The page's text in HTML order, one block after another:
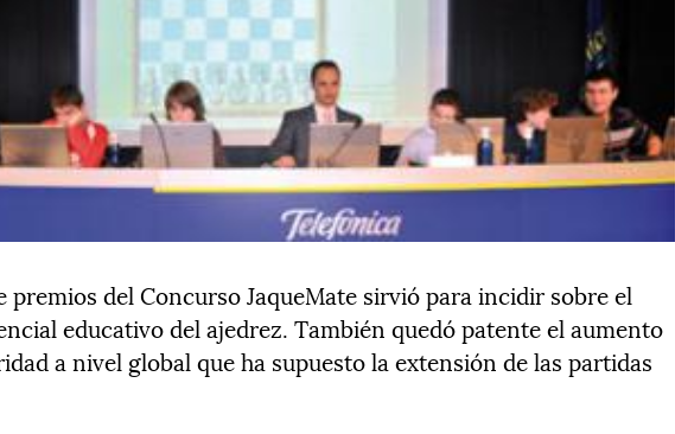
premios del Concurso JaqueMate sirvió para incidir sobre el
educativo del ajedrez. También quedó patente el aumento
a nivel global que ha supuesto la extensión de las partidas